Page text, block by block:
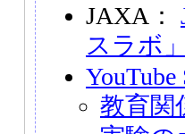
JAXA：
スラボ
YouTube
教育関